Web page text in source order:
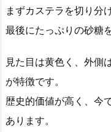
まずカステラを切り分
最後にたっぷりの砂糖
見た目は黄色く、外側
が特徴です。
歴史的価値が高く、今
あります。